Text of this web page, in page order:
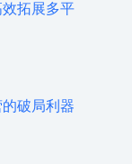
拓展多平
破局利器